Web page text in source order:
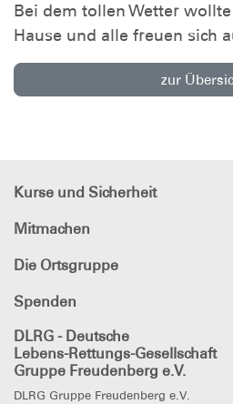
Bei dem tollen Wetter
Hause und alle freuen sich
zur
Kurse und Sicherheit
Mitmachen
Die Ortsgruppe
Spenden
DLRG - Deutsche
Lebens-Rettungs-Gesellschaft
Gruppe Freudenberg e.V.
DLRG Gruppe Freudenberg e.V.